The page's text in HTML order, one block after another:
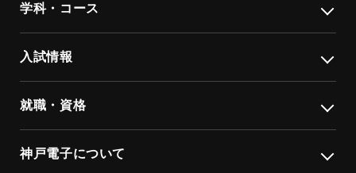
学科・コース
入試情報
就職・資格
神戸電子について